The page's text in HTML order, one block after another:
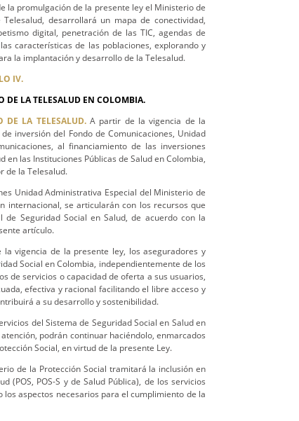
la promulgación de la presente ley el Ministerio de
desarrollará un mapa de conectividad,
digital, penetración de las TIC, agendas de
características de las poblaciones, explorando y
la implantación y desarrollo de la Telesalud.
IV.
DE LA TELESALUD EN COLOMBIA.
DE LA TELESALUD.A partir de la vigencia de la
inversión del Fondo de Comunicaciones, Unidad
al financiamiento de las inversiones
las Instituciones Públicas de Salud en Colombia,
de la Telesalud.
Unidad Administrativa Especial del Ministerio de
internacional, se articularán con los recursos que
Seguridad Social en Salud, de acuerdo con la
artículo.
vigencia de la presente ley, los aseguradores y
Social en Colombia, independientemente de los
de servicios o capacidad de oferta a sus usuarios,
efectiva y racional facilitando el libre acceso y
a su desarrollo y sostenibilidad.
del Sistema de Seguridad Social en Salud en
podrán continuar haciéndolo, enmarcados
Social, en virtud de la presente Ley.
de la Protección Social tramitará la inclusión en
(POS, POS-S y de Salud Pública), de los servicios
los aspectos necesarios para el cumplimiento de la